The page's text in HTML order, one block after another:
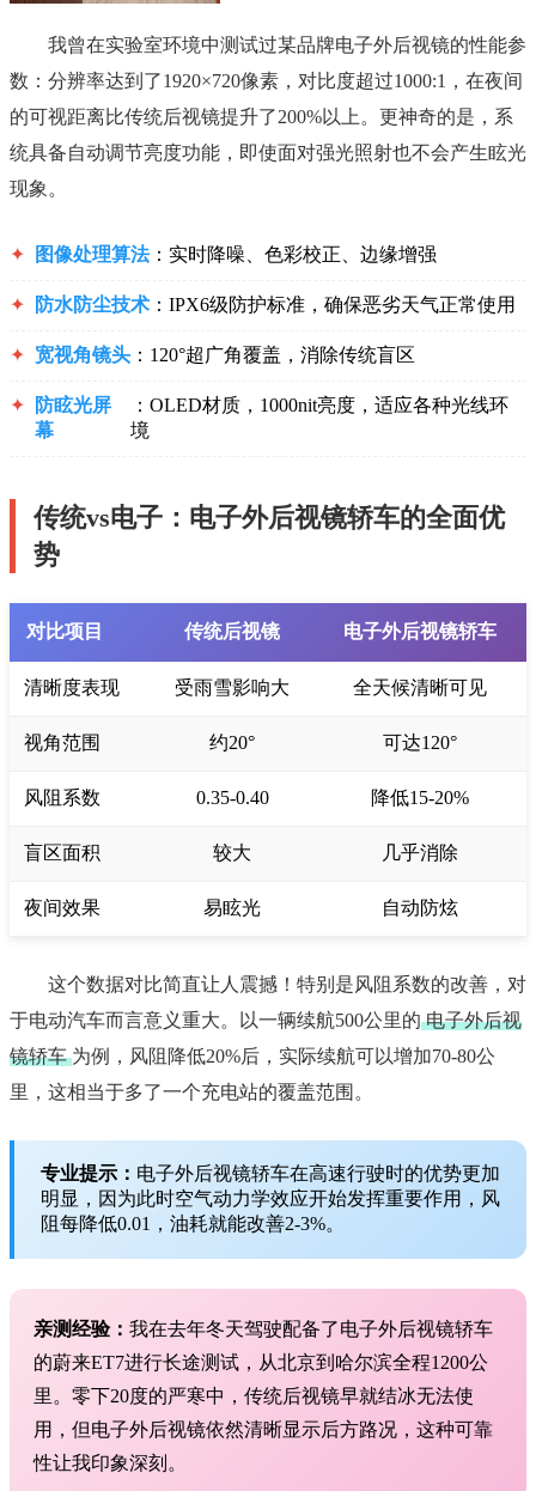
我曾在实验室环境中测试过某品牌电子外后视镜的性能参
数：分辨率达到了1920×720像素，对比度超过1000:1，在夜间
的可视距离比传统后视镜提升了200%以上。更神奇的是，系
统具备自动调节亮度功能，即使面对强光照射也不会产生眩光
现象。
✦ 图像处理算法：实时降噪、色彩校正、边缘增强
✦ 防水防尘技术 ：IPX6级防护标准，确保恶劣天气正常使用
✦ 宽视角镜头 ：120°超广角覆盖，消除传统盲区
✦
防眩光屏
幕
：OLED材质，1000nit亮度，适应各种光线环
境
传统vs电子：电子外后视镜轿车的全面优
势
对比项目 传统后视镜 电子外后视镜轿车
清晰度表现 受雨雪影响大 全天候清晰可见
视角范围 约20° 可达120°
风阻系数 0.35-0.40 降低15-20%
盲区面积 较大 几乎消除
夜间效果 易眩光 自动防炫
这个数据对比简直让人震撼！特别是风阻系数的改善，对
于电动汽车而言意义重大。以一辆续航500公里的 电子外后视
镜轿车 为例，风阻降低20%后，实际续航可以增加70-80公
里，这相当于多了一个充电站的覆盖范围。
专业提示： 电子外后视镜轿车在高速行驶时的优势更加
明显，因为此时空气动力学效应开始发挥重要作用，风
阻每降低0.01，油耗就能改善2-3%。
亲测经验： 我在去年冬天驾驶配备了电子外后视镜轿车
的蔚来ET7进行长途测试，从北京到哈尔滨全程1200公
里。零下20度的严寒中，传统后视镜早就结冰无法使
用，但电子外后视镜依然清晰显示后方路况，这种可靠
性让我印象深刻。